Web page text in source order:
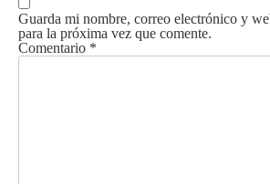
Guarda mi nombre, correo electrónico y
para la próxima vez que comente.
Comentario *